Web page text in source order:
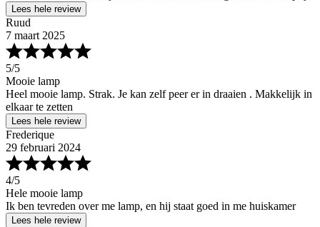
Lees hele review
Ruud
7 maart 2025
5/5
Mooie lamp
Heel mooie lamp. Strak. Je kan zelf peer er in draaien . Makkelijk in
elkaar te zetten
Lees hele review
Frederique
29 februari 2024
4/5
Hele mooie lamp
Ik ben tevreden over me lamp, en hij staat goed in me huiskamer
Lees hele review